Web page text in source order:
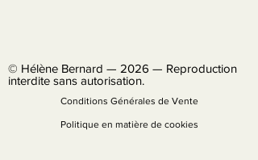
© Hélène Bernard — 2026 — Reproduction
interdite sans autorisation.
Conditions Générales de Vente
Politique en matière de cookies